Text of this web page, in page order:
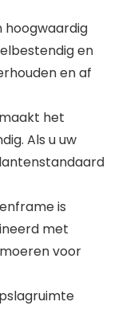
hoogwaardig
en
en af
het
Als u uw
is
met
voor